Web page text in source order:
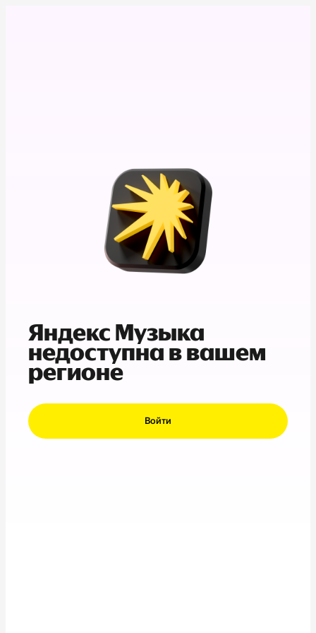
Яндекс Музыка
недоступна в вашем
регионе
Войти